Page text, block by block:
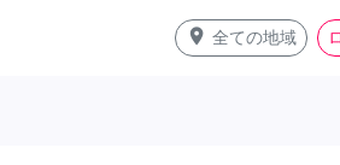
place 全ての地域